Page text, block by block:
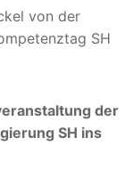
von der
SH
der
SH ins